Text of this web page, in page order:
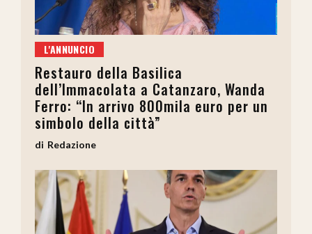
L'ANNUNCIO
Restauro della Basilica
dell’Immacolata a Catanzaro, Wanda
Ferro: “In arrivo 800mila euro per un
simbolo della città”
Redazione